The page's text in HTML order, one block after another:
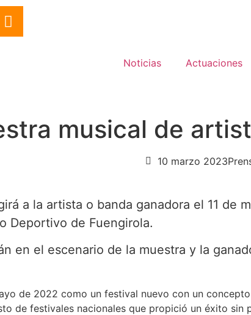
Noticias Actuaciones
musical de
10 marzo 2023
a la artista o banda ganadora el 11 de
Deportivo de Fuengirola.
en el escenario de la muestra y la
de 2022 como un festival nuevo con un
de festivales nacionales que propició un éxito sin